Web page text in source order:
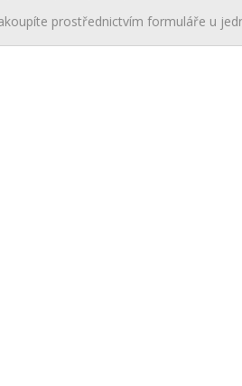
prostřednictvím formuláře u